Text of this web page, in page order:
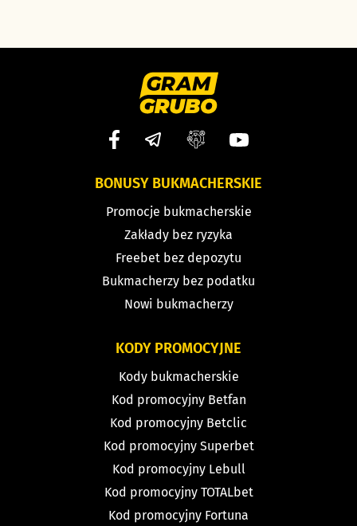
BONUSY BUKMACHERSKIE
Promocje bukmacherskie
Zakłady bez ryzyka
Freebet bez depozytu
Bukmacherzy bez podatku
Nowi bukmacherzy
KODY PROMOCYJNE
Kody bukmacherskie
Kod promocyjny Betfan
Kod promocyjny Betclic
Kod promocyjny Superbet
Kod promocyjny Lebull
Kod promocyjny TOTALbet
Kod promocyjny Fortuna